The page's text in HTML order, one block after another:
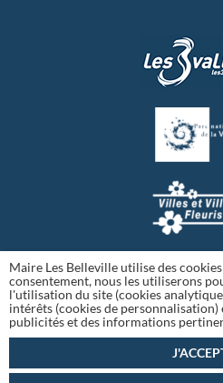
Maire Les Belleville utilise des
consentement, nous les utiliserons
l'utilisation du site (cookies
intérêts (cookies de
publicités et des informations